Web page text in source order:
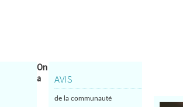
AVIS
de la communauté
On
a